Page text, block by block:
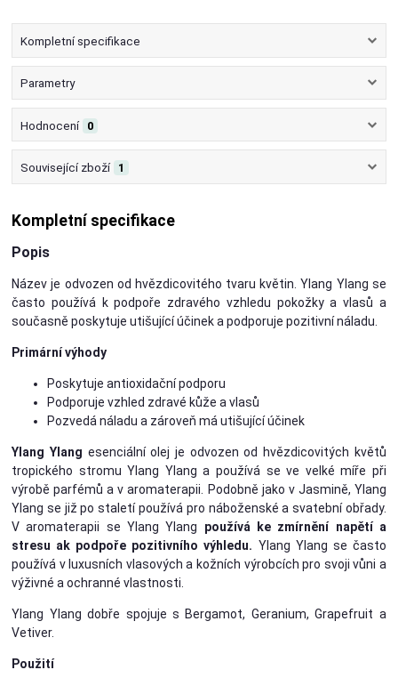
Kompletní specifikace
Parametry
Hodnocení 0
Související zboží 1
Kompletní specifikace
Popis
Název je odvozen od hvězdicovitého tvaru květin. Ylang Ylang se
často používá k podpoře zdravého vzhledu pokožky a vlasů a
současně poskytuje utišující účinek a podporuje pozitivní náladu.
Primární výhody
Poskytuje antioxidační podporu
Podporuje vzhled zdravé kůže a vlasů
Pozvedá náladu a zároveň má utišující účinek
Ylang Ylang esenciální olej je odvozen od hvězdicovitých květů
tropického stromu Ylang Ylang a používá se ve velké míře při
výrobě parfémů a v aromaterapii. Podobně jako v Jasmině, Ylang
Ylang se již po staletí používá pro náboženské a svatební obřady.
V aromaterapii se Ylang Ylang používá ke zmírnění napětí a
stresu ak podpoře pozitivního výhledu. Ylang Ylang se často
používá v luxusních vlasových a kožních výrobcích pro svoji vůni a
výživné a ochranné vlastnosti.
Ylang Ylang dobře spojuje s Bergamot, Geranium, Grapefruit a
Vetiver.
Použití